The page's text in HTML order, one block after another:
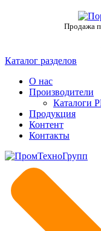
Продажа
Каталог разделов
О нас
Производители
Каталоги
Продукция
Контент
Контакты